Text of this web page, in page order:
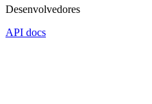
Desenvolvedores
API docs